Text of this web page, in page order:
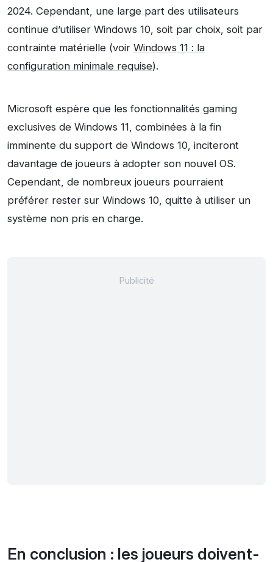
2024. Cependant, une large part des utilisateurs
continue d’utiliser Windows 10, soit par choix, soit par
contrainte matérielle (voir Windows 11 : la
configuration minimale requise).
Microsoft espère que les fonctionnalités gaming
exclusives de Windows 11, combinées à la fin
imminente du support de Windows 10, inciteront
davantage de joueurs à adopter son nouvel OS.
Cependant, de nombreux joueurs pourraient
préférer rester sur Windows 10, quitte à utiliser un
système non pris en charge.
En conclusion : les joueurs doivent-